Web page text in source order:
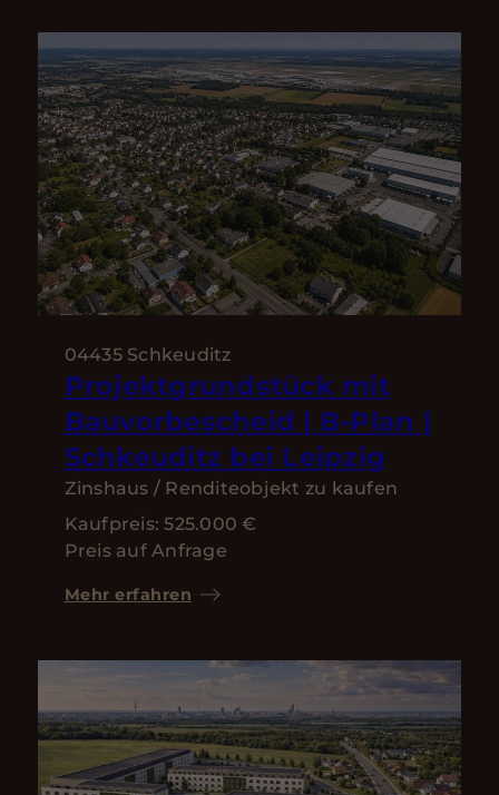
04435 Schkeuditz
Projektgrundstück mit
Bauvorbescheid | B-Plan |
Schkeuditz bei Leipzig
Zinshaus / Renditeobjekt zu kaufen
Kaufpreis: 525.000 €
Preis auf Anfrage
Mehr erfahren